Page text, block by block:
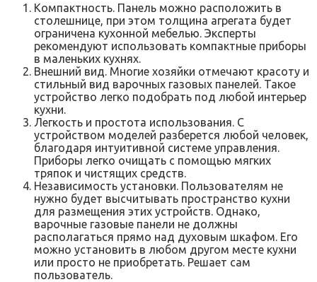
Компактность. Панель можно расположить в
столешнице, при этом толщина агрегата будет
ограничена кухонной мебелью. Эксперты
рекомендуют использовать компактные приборы
в маленьких кухнях.
Внешний вид. Многие хозяйки отмечают красоту и
стильный вид варочных газовых панелей. Такое
устройство легко подобрать под любой интерьер
кухни.
Легкость и простота использования. С
устройством моделей разберется любой человек,
благодаря интуитивной системе управления.
Приборы легко очищать с помощью мягких
тряпок и чистящих средств.
Независимость установки. Пользователям не
нужно будет высчитывать пространство кухни
для размещения этих устройств. Однако,
варочные газовые панели не должны
располагаться прямо над духовым шкафом. Его
можно установить в любом другом месте кухни
или просто не приобретать. Решает сам
пользователь.